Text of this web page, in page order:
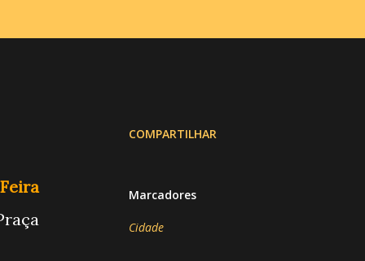
Feira
COMPARTILHAR
Marcadores
Cidade